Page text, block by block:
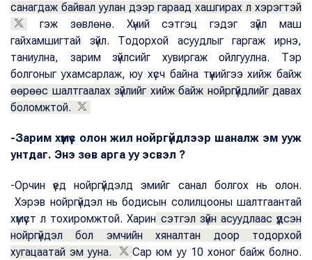
санагдаж байвал уулан дээр гараад хашгирах л хэрэгтэй
гэж зөвлөнө. Хүний сэтгэц гэдэг зүйл маш
гайхамшигтай зүйл. Тодорхой асуудлыг гаргаж ирнэ,
таниулна, зарим зүйлсийг хувиргаж ойлгуулна. Тэр
болгоныг ухамсарлаж, юу хүсч байна түүнийгээ хийж байж
өөрөөс шалтгаалах зүйлийг хийж байж нойргүйдлийг давах
боломжтой.
-Зарим хүмүүс олон жил нойргүйдлээр шаналж эм ууж
унтдаг. Энэ зөв арга уу эсвэл ?
-Орчин үед нойргүйдэлд эмийг санал болгох нь олон.
Хэрэв нойргүйдэл нь бодисын солилцооны шалтгаантай
хүмүүст л тохиромжтой. Харин сэтгэл зүйн асуудлаас үүдсэн
нойргүйдэл бол эмчийн хяналтан доор тодорхой
хугацаатай эм ууна.
Сар юм уу 10 хоног байж болно.